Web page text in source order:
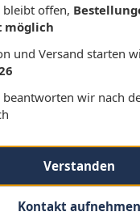
bleibt offen,
möglich
und Versand starten
wir nach
Verstanden
Kontakt aufnehmen
LÖSCHER
Shirt by